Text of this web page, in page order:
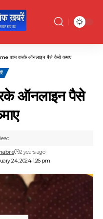
काम करके ऑनलाइन पैसे कैसे कमाए
ऑनलाइन पैसे
24, 2024 1:26 pm
2 years ago